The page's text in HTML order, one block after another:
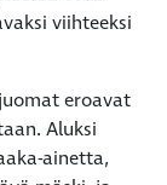
viihteeksi
eroavat
Aluksi
ainetta,